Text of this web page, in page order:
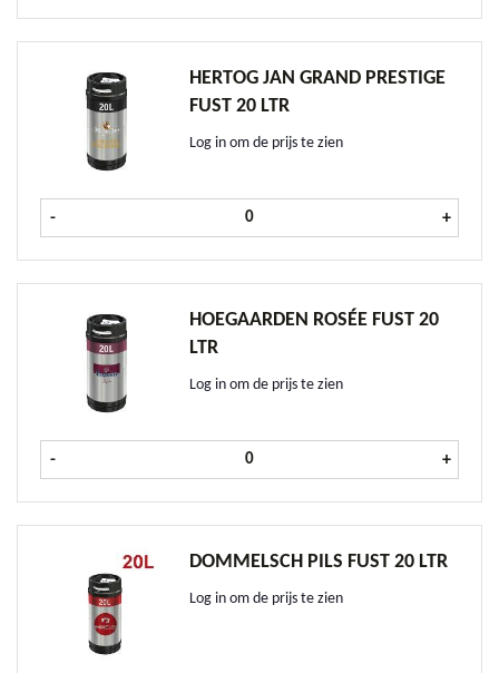
HERTOG JAN GRAND PRESTIGE
FUST 20 LTR
Log in om de prijs te zien
- Hertog Jan Grand Prestige fust 20
+
HOEGAARDEN ROSÉE FUST 20
LTR
Log in om de prijs te zien
- Hoegaarden Rosée fust 20 ltr
+
DOMMELSCH PILS FUST 20 LTR
Log in om de prijs te zien